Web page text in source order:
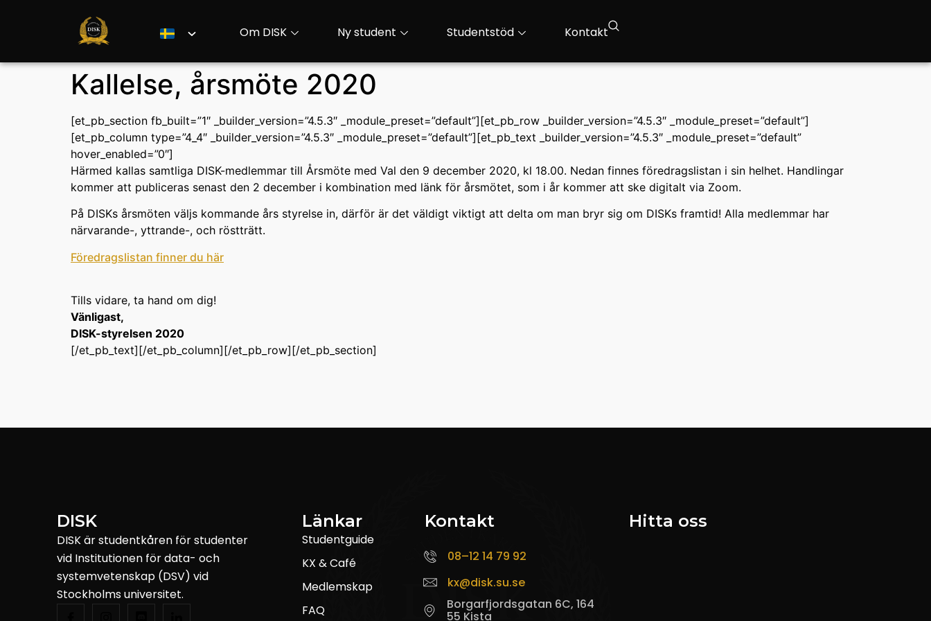
Om DISK Ny student Studentstöd Kontakt
Kallelse, årsmöte 2020
[et_pb_section fb_built=”1″ _builder_version=”4.5.3″ _module_preset=”default”][et_pb_row _builder_version=”4.5.3″ _module_preset=”default”]
[et_pb_column type=”4_4″ _builder_version=”4.5.3″ _module_preset=”default”][et_pb_text _builder_version=”4.5.3″ _module_preset=”default”
hover_enabled=”0″]
Härmed kallas samtliga DISK-medlemmar till Årsmöte med Val den 9 december 2020, kl 18.00. Nedan finnes föredragslistan i sin helhet. Handlingar
kommer att publiceras senast den 2 december i kombination med länk för årsmötet, som i år kommer att ske digitalt via Zoom.
På DISKs årsmöten väljs kommande års styrelse in, därför är det väldigt viktigt att delta om man bryr sig om DISKs framtid! Alla medlemmar har
närvarande-, yttrande-, och röstträtt.
Föredragslistan finner du här
Tills vidare, ta hand om dig!
Vänligast,
DISK-styrelsen 2020
[/et_pb_text][/et_pb_column][/et_pb_row][/et_pb_section]
DISK
DISK är studentkåren för studenter
vid Institutionen för data- och
systemvetenskap (DSV) vid
Stockholms universitet.
Länkar
Studentguide
KX & Café
Medlemskap
FAQ
Kontakt
08–12 14 79 92
kx@disk.su.se
Borgarfjordsgatan 6C, 164
55 Kista
Hitta oss